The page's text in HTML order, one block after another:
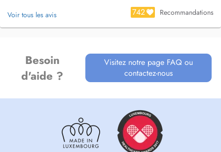
Voir tous les avis 742 Recommandations
Besoin
d'aide ?
Visitez notre page FAQ ou
contactez-nous